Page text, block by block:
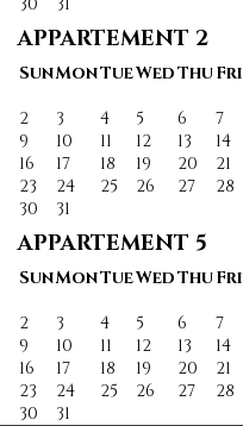
APPARTEMENT 2
SunMonTueWedThuFri
2
3 4 5 6 7
9
10 11 12 13 14
16
17 18 19 20 21
23
24 25 26 27 28
30
31
APPARTEMENT 5
SunMonTueWedThuFri
2
3 4 5 6 7
9
10 11 12 13 14
16
17 18 19 20 21
23
24 25 26 27 28
30
31